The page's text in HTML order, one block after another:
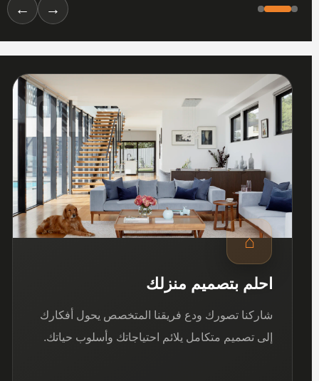
→
←
01
⌂
احلم بتصميم منزلك
شاركنا تصورك ودع فريقنا المتخصص يحول أفكارك
إلى تصميم متكامل يلائم احتياجاتك وأسلوب حياتك.